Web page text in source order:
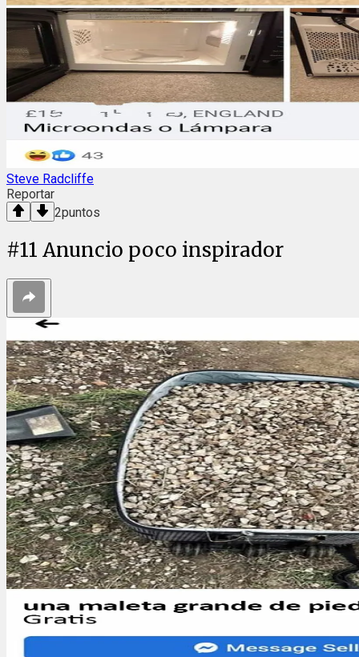
Steve Radcliffe
Reportar
2puntos
#11 Anuncio poco inspirador